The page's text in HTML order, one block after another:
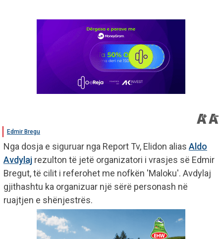
Edmir Bregu
Nga dosja e siguruar nga Report Tv, Elidon alias Aldo
Avdylaj rezulton të jetë organizatori i vrasjes së Edmir
Bregut, të cilit i referohet me nofkën 'Maloku'. Avdylaj
gjithashtu ka organizuar një sërë personash në
ruajtjen e shënjestrës.